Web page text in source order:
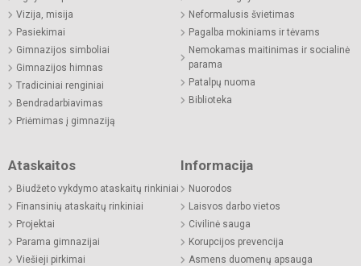
Vizija, misija
Pasiekimai
Gimnazijos simboliai
Gimnazijos himnas
Tradiciniai renginiai
Bendradarbiavimas
Priėmimas į gimnaziją
Neformalusis švietimas
Pagalba mokiniams ir tėvams
Nemokamas maitinimas ir socialinė
parama
Patalpų nuoma
Biblioteka
Ataskaitos
Biudžeto vykdymo ataskaitų rinkiniai
Finansinių ataskaitų rinkiniai
Projektai
Parama gimnazijai
Viešieji pirkimai
Informacija
Nuorodos
Laisvos darbo vietos
Civilinė sauga
Korupcijos prevencija
Asmens duomenų apsauga